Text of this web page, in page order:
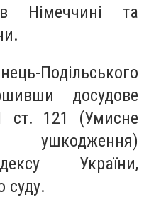
Німеччині та
Подільського
досудове
ст. 121 (Умисне
України,
суду.